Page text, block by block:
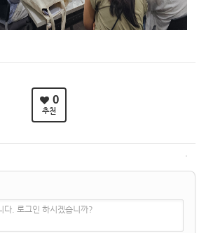
0
추천
다. 로그인 하시겠습니까?